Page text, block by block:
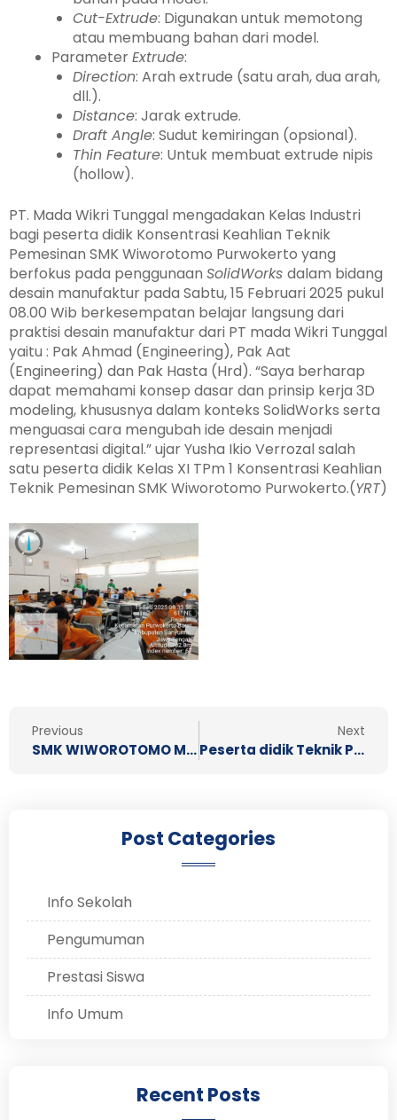
Cut-Extrude: Digunakan untuk memotong
atau membuang bahan dari model.
ParameterExtrude:
Direction: Arah extrude (satu arah, dua arah,
dll.).
Distance: Jarak extrude.
Draft Angle: Sudut kemiringan (opsional).
Thin Feature: Untuk membuat extrude nipis
(hollow).
PT. Mada Wikri Tunggal mengadakan Kelas Industri
bagi peserta didik Konsentrasi Keahlian Teknik
Pemesinan SMK Wiworotomo Purwokerto yang
berfokus pada penggunaan SolidWorks dalam bidang
desain manufaktur pada Sabtu, 15 Februari 2025 pukul
08.00 Wib berkesempatan belajar langsung dari
praktisi desain manufaktur dari PT mada Wikri Tunggal
yaitu : Pak Ahmad (Engineering), Pak Aat
(Engineering) dan Pak Hasta (Hrd). “Saya berharap
dapat memahami konsep dasar dan prinsip kerja 3D
modeling, khususnya dalam konteks SolidWorks serta
menguasai cara mengubah ide desain menjadi
representasi digital.” ujar Yusha Ikio Verrozal salah
satu peserta didik Kelas XI TPm 1 Konsentrasi Keahlian
Teknik Pemesinan SMK Wiworotomo Purwokerto.(YRT)
Prev
Previous
SMK WIWOROTOMO MENYAMBUT BAIK PROGRAM MAKAN BERGIZI GRATIS
Next
Peserta didik Teknik Pemesinan Antusias Belajar Photoshop
Post Categories
Info Sekolah
Pengumuman
Prestasi Siswa
Info Umum
Recent Posts